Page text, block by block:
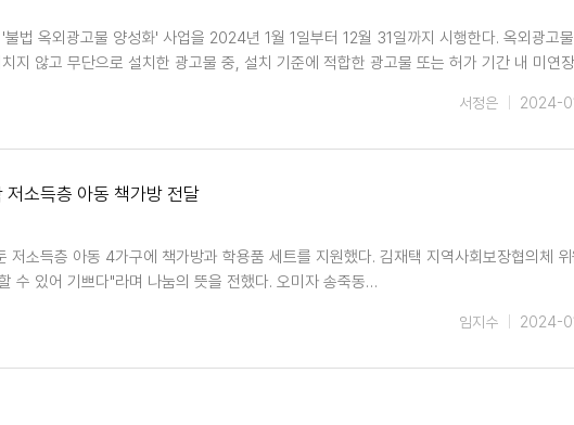
법 옥외광고물 양성화' 사업을 2024년 1월 1일부터 12월 31일까지 시행한다. 옥외광고
지 않고 무단으로 설치한 광고물 중, 설치 기준에 적합한 광고물 또는 허가 기간 내 미연
2024-
서정은
소득층 아동 책가방 전달
저소득층 아동 4가구에 책가방과 학용품 세트를 지원했다. 김재택 지역사회보장협의체
수 있어 기쁘다"라며 나눔의 뜻을 전했다. 오미자 송죽동…
2024-
임지수